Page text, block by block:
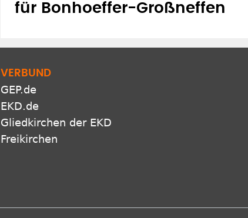
für Bonhoeffer-Großneffen
VERBUND
GEP.de
EKD.de
Gliedkirchen der EKD
Freikirchen